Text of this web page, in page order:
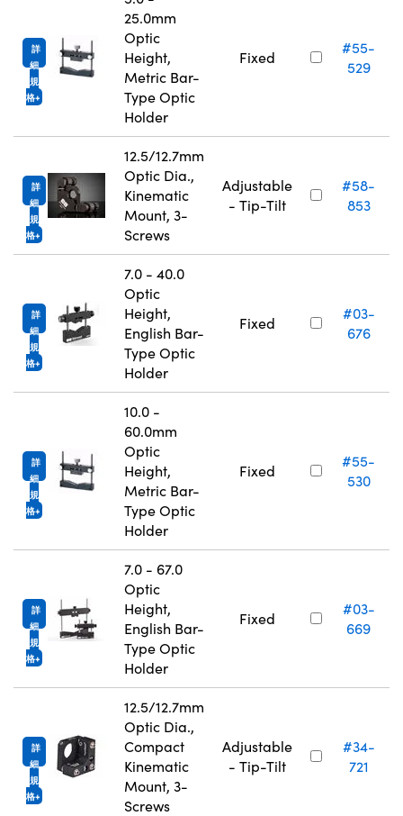
詳
細
規
格
25.0mm
Optic
Height,
Metric Bar-
Type Optic
Holder
Fixed
#55-
529
詳
細
規
格
12.5/12.7mm
Optic Dia.,
Kinematic
Mount, 3-
Screws
Adjustable
- Tip-Tilt
#58-
853
詳
細
規
格
7.0 - 40.0
Optic
Height,
English Bar-
Type Optic
Holder
Fixed
#03-
676
詳
細
規
格
10.0 -
60.0mm
Optic
Height,
Metric Bar-
Type Optic
Holder
Fixed
#55-
530
詳
細
規
格
7.0 - 67.0
Optic
Height,
English Bar-
Type Optic
Holder
Fixed
#03-
669
詳
細
規
格
12.5/12.7mm
Optic Dia.,
Compact
Kinematic
Mount, 3-
Screws
Adjustable
- Tip-Tilt
#34-
721